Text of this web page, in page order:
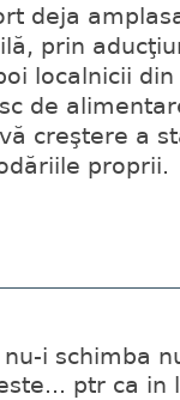
deja
prin
localnicii
de
creştere a
proprii.
i schimba
ptr ca in